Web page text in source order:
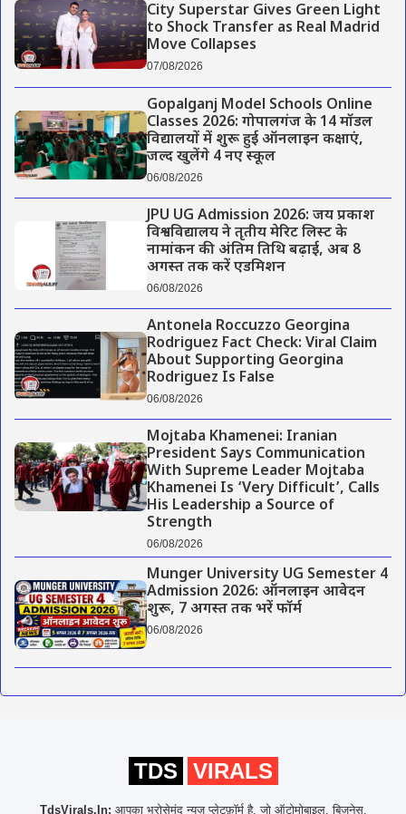
City Superstar Gives Green Light
to Shock Transfer as Real Madrid
Move Collapses
07/08/2026
Gopalganj Model Schools Online
Classes 2026: गोपालगंज के 14 मॉडल
विद्यालयों में शुरू हुई ऑनलाइन कक्षाएं,
जल्द खुलेंगे 4 नए स्कूल
06/08/2026
JPU UG Admission 2026: जय प्रकाश
विश्वविद्यालय ने तृतीय मेरिट लिस्ट के
नामांकन की अंतिम तिथि बढ़ाई, अब 8
अगस्त तक करें एडमिशन
06/08/2026
Antonela Roccuzzo Georgina
Rodriguez Fact Check: Viral Claim
About Supporting Georgina
Rodriguez Is False
06/08/2026
Mojtaba Khamenei: Iranian
President Says Communication
With Supreme Leader Mojtaba
Khamenei Is ‘Very Difficult’, Calls
His Leadership a Source of
Strength
06/08/2026
Munger University UG Semester 4
Admission 2026: ऑनलाइन आवेदन
शुरू, 7 अगस्त तक भरें फॉर्म
06/08/2026
TDS VIRALS
TdsVirals.In: आपका भरोसेमंद न्यूज़ प्लेटफ़ॉर्म है, जो ऑटोमोबाइल, बिज़नेस,